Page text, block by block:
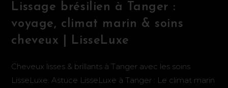
Lissage brésilien à Tanger :
voyage, climat marin & soins
cheveux | LisseLuxe
Cheveux lisses & brillants à Tanger avec les soins
LisseLuxe. Astuce LisseLuxe à Tanger : Le climat marin